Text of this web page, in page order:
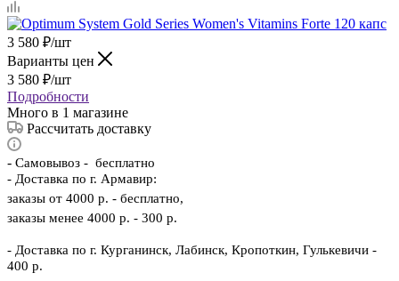
3 580 ₽/шт
Варианты цен
3 580 ₽/шт
Подробности
Много в 1 магазине
Рассчитать доставку
- Самовывоз - бесплатно
- Доставка по г. Армавир:
заказы от 4000 р. - бесплатно,
заказы менее 4000 р. - 300 р.
- Доставка по г. Курганинск, Лабинск, Кропоткин, Гулькевичи -
400 р.